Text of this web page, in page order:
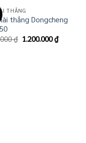
THẲNG
thẳng Dongcheng
₫ Giá
1.200.000₫Giá